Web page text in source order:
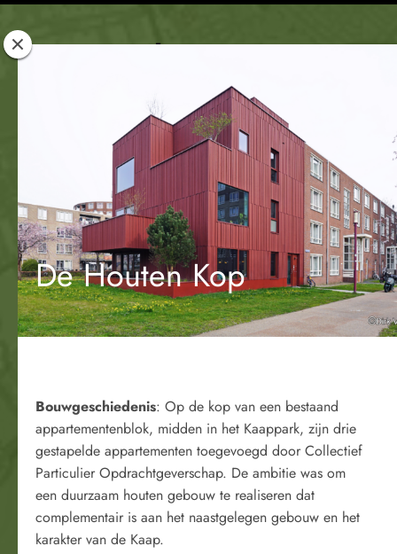
Rotterdam
Woont
De Houten Kop
Bouwgeschiedenis: Op de kop van een bestaand
appartementenblok, midden in het Kaappark, zijn drie
gestapelde appartementen toegevoegd door Collectief
Particulier Opdrachtgeverschap. De ambitie was om
een duurzaam houten gebouw te realiseren dat
complementair is aan het naastgelegen gebouw en het
karakter van de Kaap.